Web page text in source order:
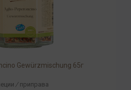
Gewürzmischung 65г
/ приправа